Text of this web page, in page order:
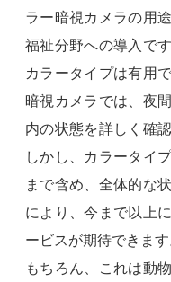
ラー暗視カメラの用
福祉分野への導入で
カラータイプは有用
暗視カメラでは、夜
内の状態を詳しく確
しかし、カラータイ
まで含め、全体的な
により、今まで以上
ービスが期待できます
もちろん、これは動